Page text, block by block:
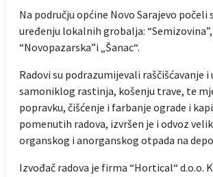
Na području općine Novo Sarajevo počeli
uređenju lokalnih grobalja: “Semizovina”,
“Novopazarska”i „Šanac“.
Radovi su podrazumijevali raščišćavanje
samoniklog rastinja, košenju trave, te
popravku, čišćenje i farbanje ograde i
pomenutih radova, izvršen je i odvoz
organskog i anorganskog otpada na
Izvođač radova je firma “Hortical“ d.o.o.